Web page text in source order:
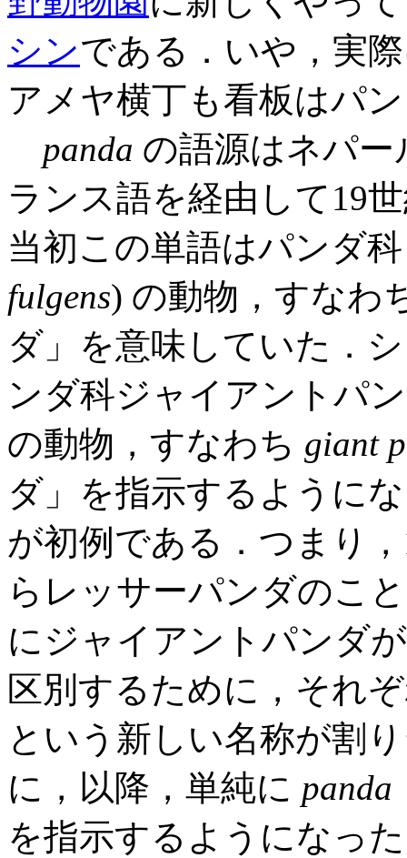
シンである．いや，実
アメヤ横丁も看板はパ
panda の語源はネパ
ランス語を経由して19
当初この単語はパンダ
fulgens) の動物，すなわ
ダ」を意味していた．
ンダ科ジャイアントパ
の動物，すなわち giant
ダ」を指示するように
が初例である．つまり
らレッサーパンダのこ
にジャイアントパンダ
区別するために，それ
という新しい名称が割
に，以降，単純に panda
を指示するようになっ